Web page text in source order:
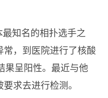
知名的相扑选手之
，到医院进行了核酸
果呈阳性。最近与他
求去进行检测。